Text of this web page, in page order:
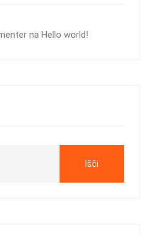
na Hello world!